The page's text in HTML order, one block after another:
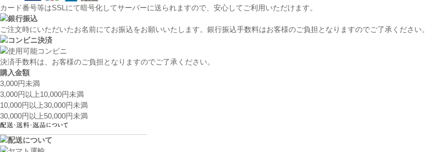
カード番号等はSSLにて暗号化してサーバーに送られますので、安心してご利用いただけます。
ご注文時にいただいたお名前にてお振込をお願いいたします。銀行振込手数料はお客様のご負担となりますのでご了承ください。
決済手数料は、お客様のご負担となりますのでご了承ください。
購入金額
3,000円未満
3,000円以上10,000円未満
10,000円以上30,000円未満
30,000円以上50,000円未満